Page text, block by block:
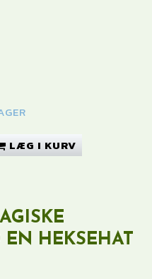
LÆG I KURV
HEKSEHAT